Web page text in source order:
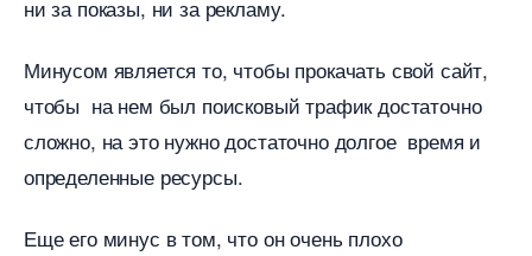
ни за показы, ни за рекламу.
Минусом является то, чтобы прокачать свой сайт,
чтобы на нем был поисковый трафик достаточно
сложно, на это нужно достаточно долгое время и
определенные ресурсы.
Еще его минус в том, что он очень плохо